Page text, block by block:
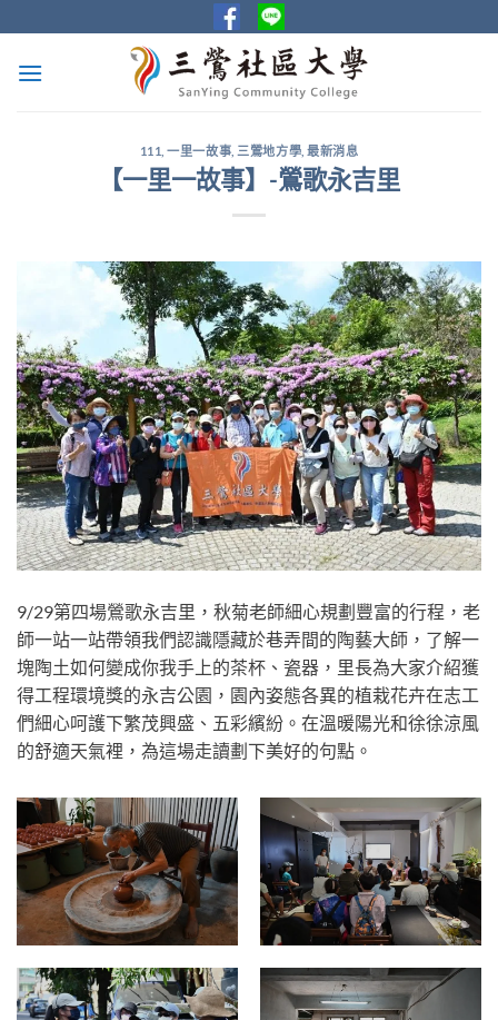
to
content
111 ,一里一故事 三鶯地方學 ,最新消息
【一里一故事】-鶯歌永吉里
9/29第四場鶯歌永吉里，秋菊老師細心規劃豐富的行程，老
師一站一站帶領我們認識隱藏於巷弄間的陶藝大師，了解一
塊陶土如何變成你我手上的茶杯、瓷器，里長為大家介紹獲
得工程環境獎的永吉公園，園內姿態各異的植栽花卉在志工
們細心呵護下繁茂興盛、五彩繽紛。在溫暖陽光和徐徐涼風
的舒適天氣裡，為這場走讀劃下美好的句點。